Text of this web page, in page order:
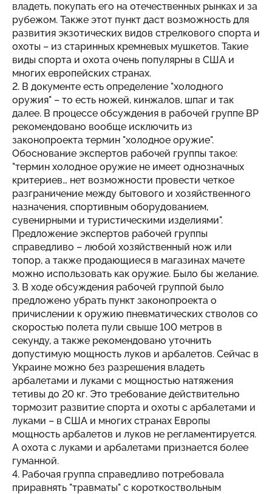
владеть, покупать его на отечественных рынках и за
рубежом. Также этот пункт даст возможность для
развития экзотических видов стрелкового спорта и
охоты – из старинных кремневых мушкетов. Такие
виды спорта и охота очень популярны в США и
многих европейских странах.
2. В документе есть определение "холодного
оружия" – то есть ножей, кинжалов, шпаг и так
далее. В процессе обсуждения в рабочей группе ВР
рекомендовано вообще исключить из
законопроекта термин "холодное оружие".
Обоснование экспертов рабочей группы такое:
"термин холодное оружие не имеет однозначных
критериев… нет возможности провести четкое
разграничение между бытового и хозяйственного
назначения, спортивным оборудованием,
сувенирными и туристическими изделиями".
Предложение экспертов рабочей группы
справедливо – любой хозяйственный нож или
топор, а также продающиеся в магазинах мачете
можно использовать как оружие. Было бы желание.
3. В ходе обсуждения рабочей группой было
предложено убрать пункт законопроекта о
причислении к оружию пневматических стволов со
скоростью полета пули свыше 100 метров в
секунду, а также рекомендовано уточнить
допустимую мощность луков и арбалетов. Сейчас в
Украине можно без разрешения владеть
арбалетами и луками с мощностью натяжения
тетивы до 20 кг. Это требование действительно
тормозит развитие спорта и охоты с арбалетами и
луками – в США и многих странах Европы
мощность арбалетов и луков не регламентируется.
А охота с луками и арбалетами признается более
гуманной.
4. Рабочая группа справедливо потребовала
приравнять "травматы" с короткоствольным